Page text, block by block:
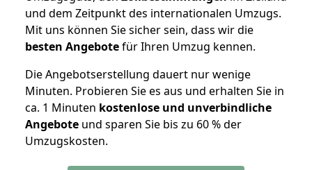
und dem Zeitpunkt des internationalen Umzugs.
Mit uns können Sie sicher sein, dass wir die
besten Angebotefür Ihren Umzug kennen.
Die Angebotserstellung dauert nur wenige
Minuten. Probieren Sie es aus und erhalten Sie in
ca. 1 Minuten kostenlose und unverbindliche
Angebote und sparen Sie bis zu 60 % der
Umzugskosten.